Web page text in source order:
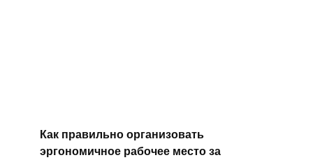
Как правильно организовать
эргономичное рабочее место за